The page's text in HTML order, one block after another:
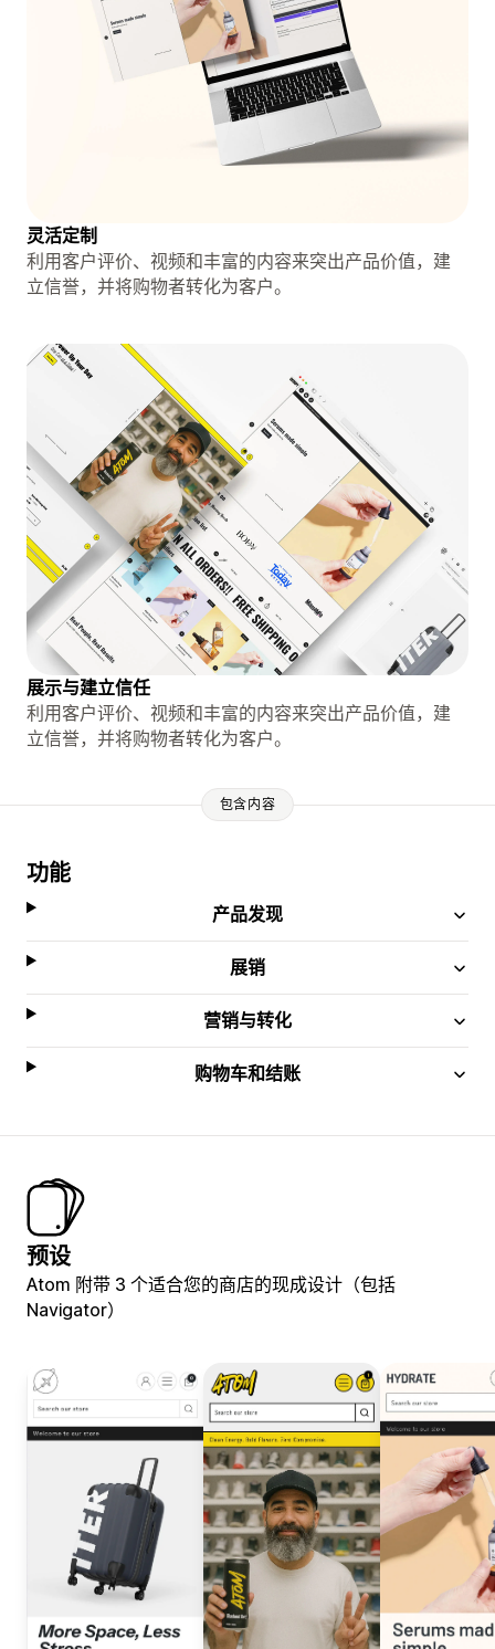
灵活定制
利用客户评价、视频和丰富的内容来突出产品价值，建
立信誉，并将购物者转化为客户。
展示与建立信任
利用客户评价、视频和丰富的内容来突出产品价值，建
立信誉，并将购物者转化为客户。
包含内容
功能
产品发现
展销
营销与转化
购物车和结账
预设
Atom 附带 3 个适合您的商店的现成设计（包括
Navigator）